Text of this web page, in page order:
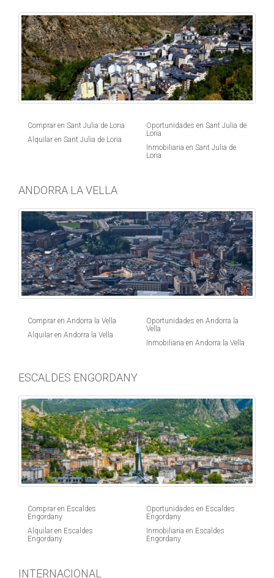
Comprar en Sant Julia de Loria
Alquilar en Sant Julia de Loria
Oportunidades en Sant Julia de
Loria
Inmobiliaria en Sant Julia de
Loria
ANDORRA LA VELLA
Comprar en Andorra la Vella
Alquilar en Andorra la Vella
Oportunidades en Andorra la
Vella
Inmobiliaria en Andorra la Vella
ESCALDES ENGORDANY
Comprar en Escaldes
Engordany
Alquilar en Escaldes
Engordany
Oportunidades en Escaldes
Engordany
Inmobiliaria en Escaldes
Engordany
INTERNACIONAL